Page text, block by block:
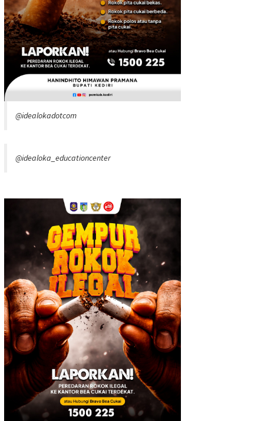
@idealokadotcom
@idealoka_educationcenter